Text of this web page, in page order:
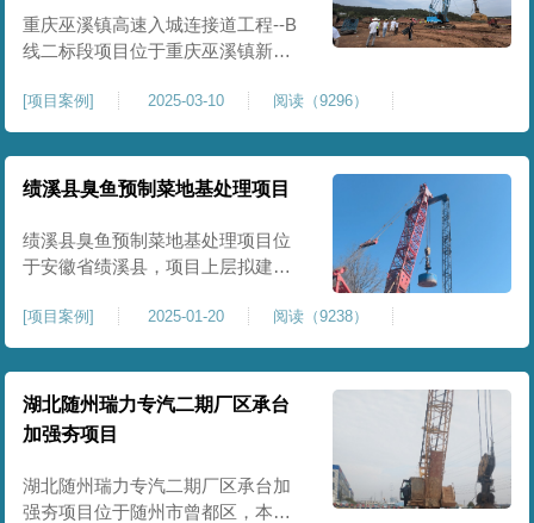
段，分区分段施工，投入强夯设备3
重庆巫溪镇高速入城连接道工程--B
线二标段项目位于重庆巫溪镇新建
形成，回填完成，强夯施工一次，
极大考验我司与土方单位交叉施工
能力。每标段强夯施工完成，现场
工程师组织三方验收一次，确认工
施工质量，确保工程整体质量。在
施工过程中我司严格按照设计规范
[项目案例] 2025-03-10 阅读（9296）
绩溪县臭鱼预制菜地基处理项目
绩溪县臭鱼预制菜地基处理项目位
于安徽省绩溪县，项目上层拟建生
米。本项目场地后续使用要求较
高，设计拟采用大夯击能进行场地
地基加固处理，我司配备FW5000A
大型强夯机一台，并配备28m龙门架
一幅辅助高能级强夯施工，配备
85T，直径为2m，高度为2.2m的柱
锤一个，柱锤接地面积更小，强夯
穿透
[项目案例] 2025-01-20 阅读（9238）
湖北随州瑞力专汽二期厂区承台
加强夯项目
湖北随州瑞力专汽二期厂区承台加
强夯项目位于随州市曾都区，本项